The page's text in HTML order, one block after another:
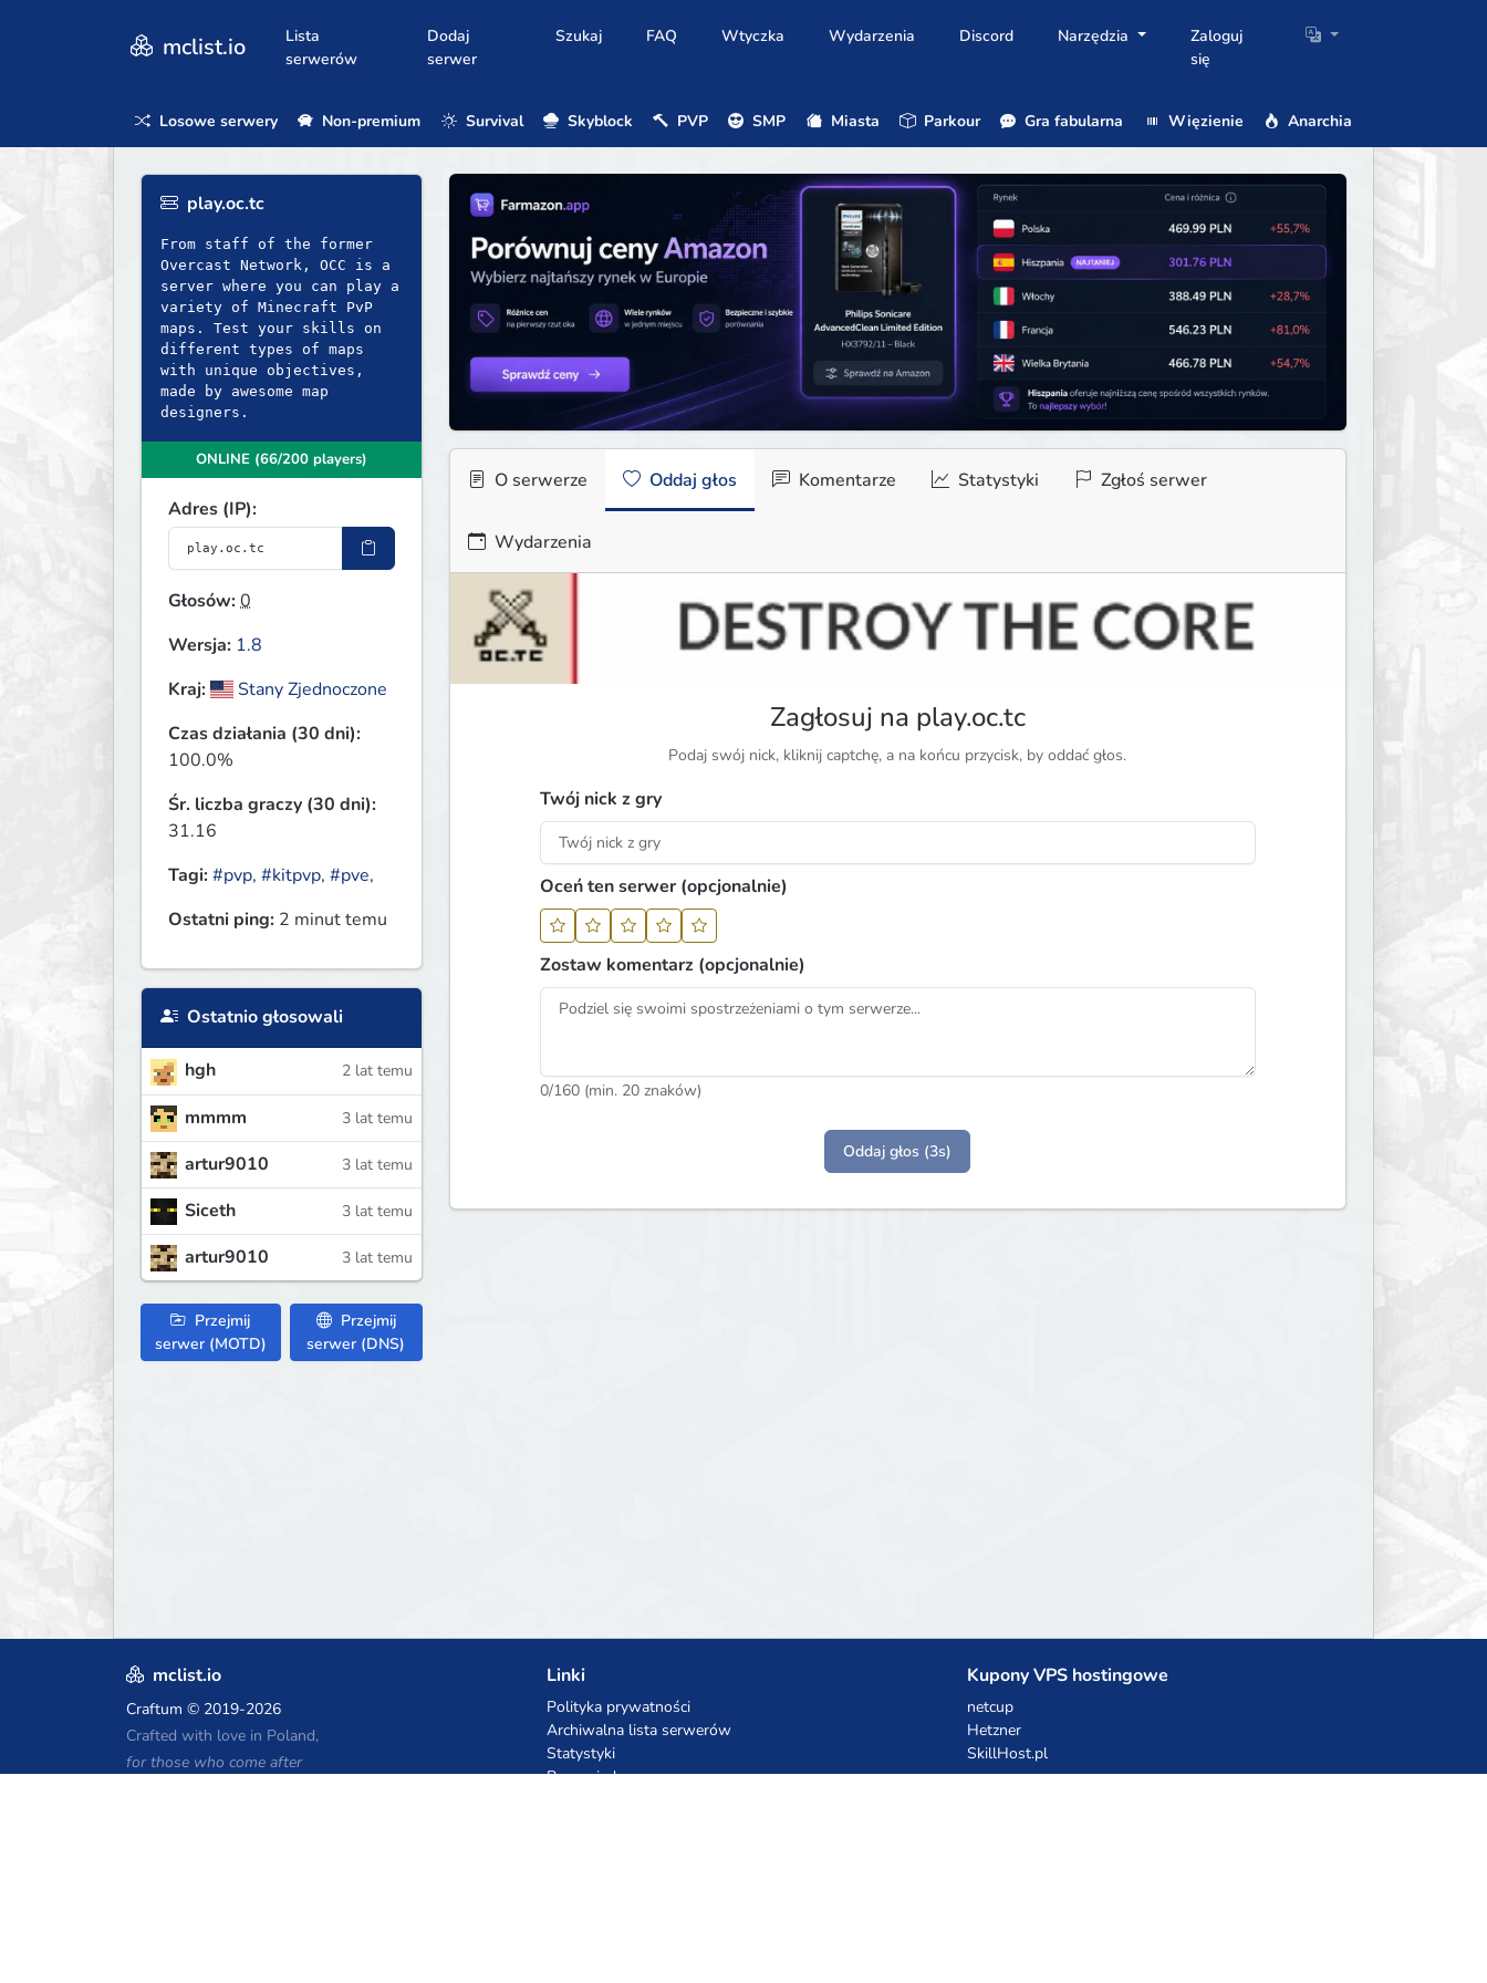
mclist.io
Lista
serwerów
Dodaj
serwer
Szukaj FAQ Wtyczka Wydarzenia Discord Narzędzia
Zaloguj
się
Losowe serwery Non-premium Survival Skyblock PVP SMP Miasta Parkour Gra fabularna Więzienie Anarchia
play.oc.tc
From staff of the former
Overcast Network, OCC is a
server where you can play a
variety of Minecraft PvP
maps. Test your skills on
different types of maps
with unique objectives,
made by awesome map
designers.
ONLINE (66/200 players)
Adres (IP):
Głosów:0
Wersja: 1.8
Kraj:
Stany Zjednoczone
Czas działania (30 dni):
100.0%
Śr. liczba graczy (30 dni):
31.16
Tagi:#pvp, #kitpvp, #pve,
Ostatni ping: 2 minut temu
Ostatnio głosowali
hgh 2 lat temu
mmmm 3 lat temu
artur9010 3 lat temu
Siceth 3 lat temu
artur9010 3 lat temu
Przejmij
serwer (MOTD)
Przejmij
serwer (DNS)
O serwerze Oddaj głos Komentarze Statystyki Zgłoś serwer
Wydarzenia
Zagłosuj na play.oc.tc
Podaj swój nick, kliknij captchę, a na końcu przycisk, by oddać głos.
Twój nick z gry
Oceń ten serwer (opcjonalnie)
Zostaw komentarz (opcjonalnie)
0/160 (min. 20 znaków)
Oddaj głos (3s)
mclist.io
Craftum © 2019-2026
Crafted with love in Poland,
for those who come after
Linki
Polityka prywatności
Archiwalna lista serwerów
Statystyki
Baza wiedzy
Kupony VPS hostingowe
netcup
Hetzner
SkillHost.pl